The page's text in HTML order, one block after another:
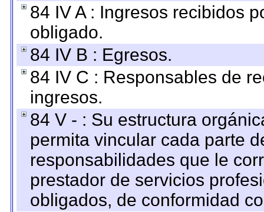
84 IV A : Ingresos recibidos
obligado.
84 IV B : Egresos.
84 IV C : Responsables de
ingresos.
84 V - : Su estructura
permita vincular cada parte
responsabilidades que le
prestador de servicios
obligados, de conformidad